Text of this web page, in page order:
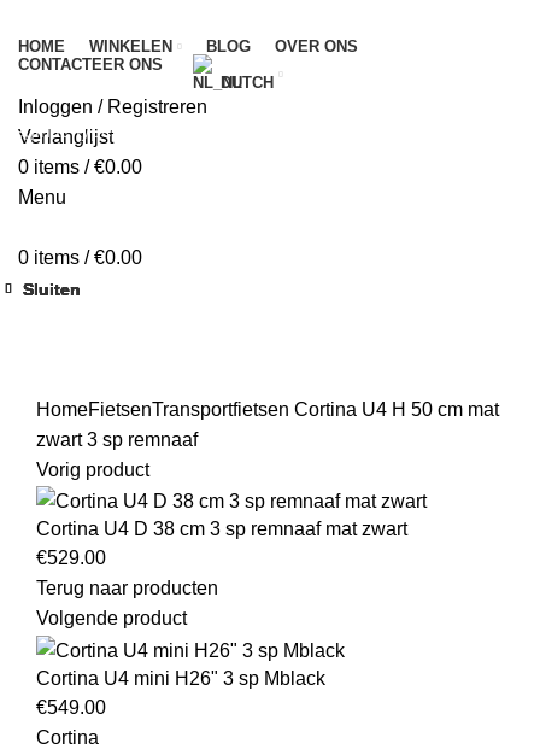
HOME WINKELEN BLOG
OVER ONS
CONTACTEER ONS
DUTCH
Inloggen / Registreren
Verlanglijst
0 items / €0.00
Menu
0 items / €0.00
HomeFietsenTransportfietsen Cortina U4 H 50 cm mat
zwart 3 sp remnaaf
Vorig product
Cortina U4 D 38 cm 3 sp remnaaf mat zwart
€529.00
Terug naar producten
Volgende product
Cortina U4 mini H26" 3 sp Mblack
€549.00
Cortina
Sluiten
Sluiten
Sluiten
Sluiten
Sluiten
Sluiten
Sluiten
Sluiten
Begin te typen om de producten te zien die je zoekt.